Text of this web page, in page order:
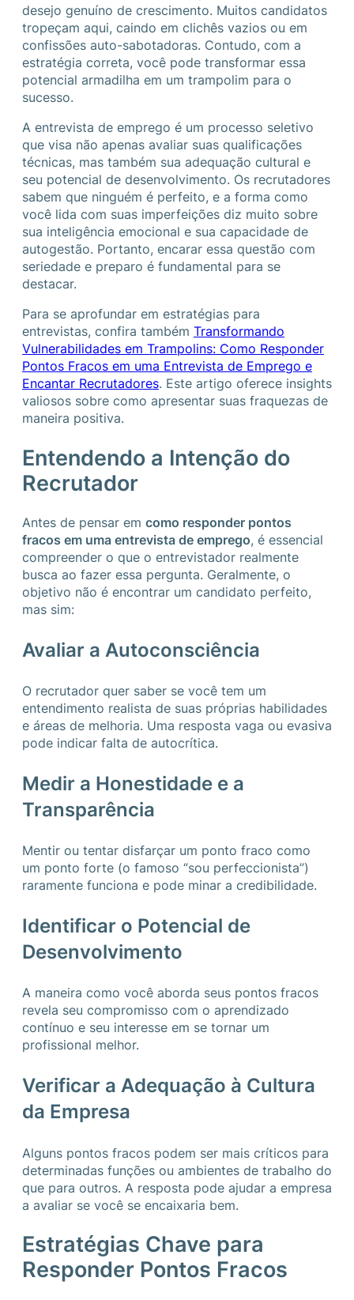
desejo genuíno de crescimento. Muitos candidatos
tropeçam aqui, caindo em clichês vazios ou em
confissões auto-sabotadoras. Contudo, com a
estratégia correta, você pode transformar essa
potencial armadilha em um trampolim para o
sucesso.
A entrevista de emprego é um processo seletivo
que visa não apenas avaliar suas qualificações
técnicas, mas também sua adequação cultural e
seu potencial de desenvolvimento. Os recrutadores
sabem que ninguém é perfeito, e a forma como
você lida com suas imperfeições diz muito sobre
sua inteligência emocional e sua capacidade de
autogestão. Portanto, encarar essa questão com
seriedade e preparo é fundamental para se
destacar.
Para se aprofundar em estratégias para
entrevistas, confira também Transformando
Vulnerabilidades em Trampolins: Como Responder
Pontos Fracos em uma Entrevista de Emprego e
Encantar Recrutadores. Este artigo oferece insights
valiosos sobre como apresentar suas fraquezas de
maneira positiva.
Entendendo a Intenção do
Recrutador
Antes de pensar em como responder pontos
fracos em uma entrevista de emprego, é essencial
compreender o que o entrevistador realmente
busca ao fazer essa pergunta. Geralmente, o
objetivo não é encontrar um candidato perfeito,
mas sim:
Avaliar a Autoconsciência
O recrutador quer saber se você tem um
entendimento realista de suas próprias habilidades
e áreas de melhoria. Uma resposta vaga ou evasiva
pode indicar falta de autocrítica.
Medir a Honestidade e a
Transparência
Mentir ou tentar disfarçar um ponto fraco como
um ponto forte (o famoso “sou perfeccionista”)
raramente funciona e pode minar a credibilidade.
Identificar o Potencial de
Desenvolvimento
A maneira como você aborda seus pontos fracos
revela seu compromisso com o aprendizado
contínuo e seu interesse em se tornar um
profissional melhor.
Verificar a Adequação à Cultura
da Empresa
Alguns pontos fracos podem ser mais críticos para
determinadas funções ou ambientes de trabalho do
que para outros. A resposta pode ajudar a empresa
a avaliar se você se encaixaria bem.
Estratégias Chave para
Responder Pontos Fracos